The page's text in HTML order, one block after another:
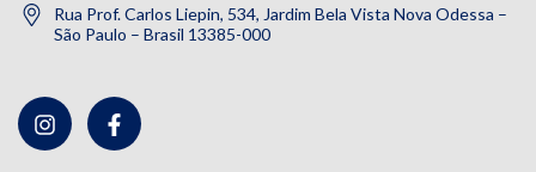
Rua Prof. Carlos Liepin, 534, Jardim Bela Vista Nova Odessa –
São Paulo – Brasil 13385-000